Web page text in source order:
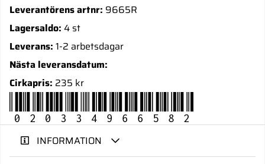
Leverantörens artnr: 9665R
Lagersaldo: 4 st
Leverans: 1-2 arbetsdagar
Nästa leveransdatum:
Cirkapris: 235 kr
020334966582
INFORMATION